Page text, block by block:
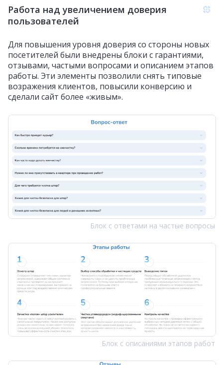
Работа над увеличением доверия
пользователей
Для повышения уровня доверия со стороны новых
посетителей были внедрены блоки с гарантиями,
отзывами, частыми вопросами и описанием этапов
работы. Эти элементы позволили снять типовые
возражения клиентов, повысили конверсию и
сделали сайт более «живым».
Блок с ответами на частые вопросы
Блок с описаниями этапов работ